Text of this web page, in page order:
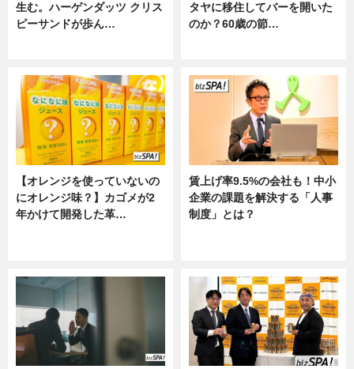
生む。ハーゲンダッツ クリス
ピーサンドが歩ん…
タヤに移住してバーを開いた
のか？60歳の節…
【オレンジを使っていないの
にオレンジ味？】カゴメが2
年かけて開発した革…
賃上げ率9.5%の会社も！中小
企業の課題を解決する「人事
制度」とは？